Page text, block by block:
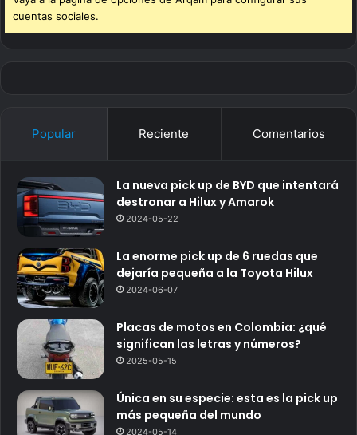
cuentas sociales.
Popular Reciente Comentarios
La nueva pick up de BYD que intentará
destronar a Hilux y Amarok
2024-05-22
La enorme pick up de 6 ruedas que
dejaría pequeña a la Toyota Hilux
2024-06-07
Placas de motos en Colombia: ¿qué
significan las letras y números?
2025-05-15
Única en su especie: esta es la pick up
más pequeña del mundo
2024-05-14